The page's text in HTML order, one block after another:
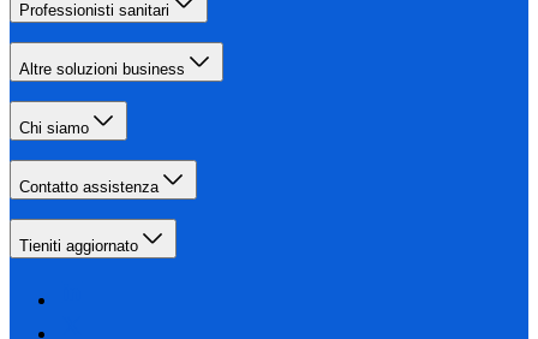
Professionisti sanitari
Altre soluzioni business
Chi siamo
Contatto assistenza
Tieniti aggiornato